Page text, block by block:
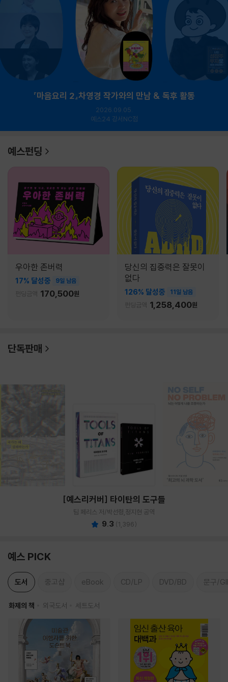
『마음요리 2』차영경 작가와의 만남 & 독후 활동
2026.09.05.
예스24 강서NC점
예스펀딩
우아한 존버력
17% 달성중 9일 남음
펀딩금액 170,500원
당신의 집중력은 잘못이
없다
126% 달성중 11일 남음
펀딩금액 1,258,400원
단독판매
[예스리커버] 타이탄의 도구들
팀 페리스 저/박선령,정지현 공역
9.3 (1,396)
예스 PICK
도서 중고샵 eBook CD/LP DVD/BD 문구/
화제의 책 외국도서 세트도서